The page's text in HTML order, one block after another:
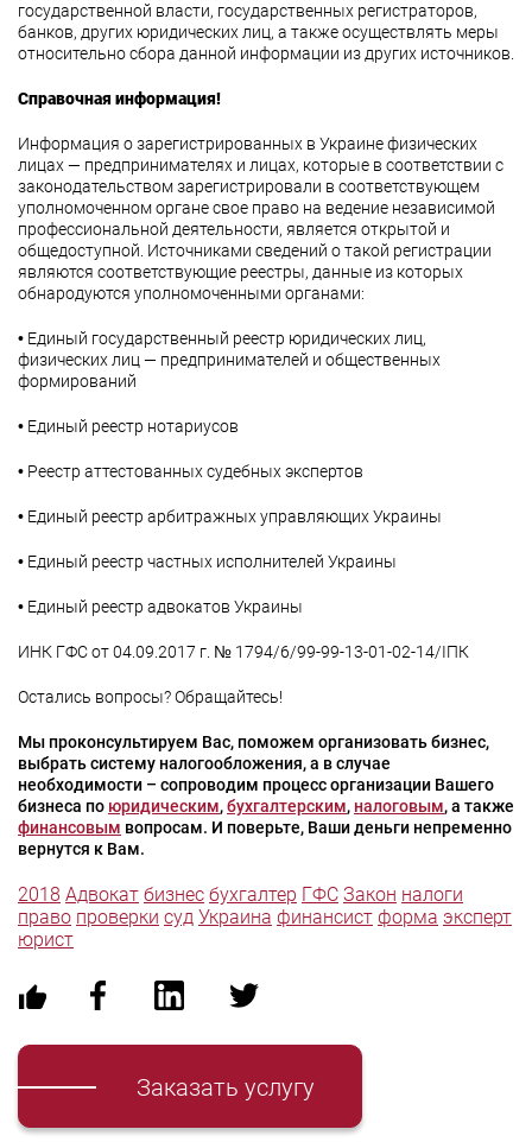
государственной власти, государственных регистраторов,
банков, других юридических лиц, а также осуществлять меры
относительно сбора данной информации из других источников.
Справочная информация!
Информация о зарегистрированных в Украине физических
лицах — предпринимателях и лицах, которые в соответствии с
законодательством зарегистрировали в соответствующем
уполномоченном органе свое право на ведение независимой
профессиональной деятельности, является открытой и
общедоступной. Источниками сведений о такой регистрации
являются соответствующие реестры, данные из которых
обнародуются уполномоченными органами:
• Единый государственный реестр юридических лиц,
физических лиц — предпринимателей и общественных
формирований
• Единый реестр нотариусов
• Реестр аттестованных судебных экспертов
• Единый реестр арбитражных управляющих Украины
• Единый реестр частных исполнителей Украины
• Единый реестр адвокатов Украины
ИНК ГФС от 04.09.2017 г. № 1794/6/99-99-13-01-02-14/ІПК
Остались вопросы? Обращайтесь!
Мы проконсультируем Вас, поможем организовать бизнес,
выбрать систему налогообложения, а в случае
необходимости – сопроводим процесс организации Вашего
бизнеса по юридическим,бухгалтерским, налоговым, а также
финансовым вопросам. И поверьте, Ваши деньги непременно
вернутся к Вам.
2018 Адвокат бизнес бухгалтер ГФС Закон налоги
право проверки суд Украина финансист форма эксперт
юрист
Заказать услугу